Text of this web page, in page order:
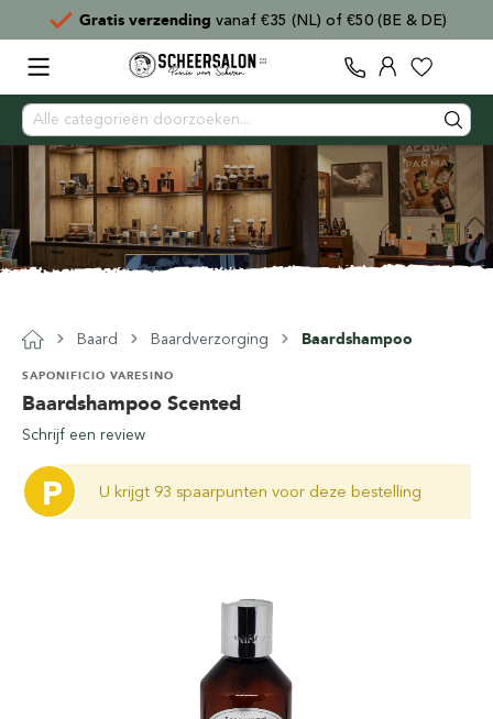
Gratis verzending vanaf €35 (NL) of €50 (BE & DE)
Baard Baardverzorging Baardshampoo
Baardshampoo Scented
SAPONIFICIO VARESINO
Schrijf een review
P U krijgt 93 spaarpunten voor deze bestelling